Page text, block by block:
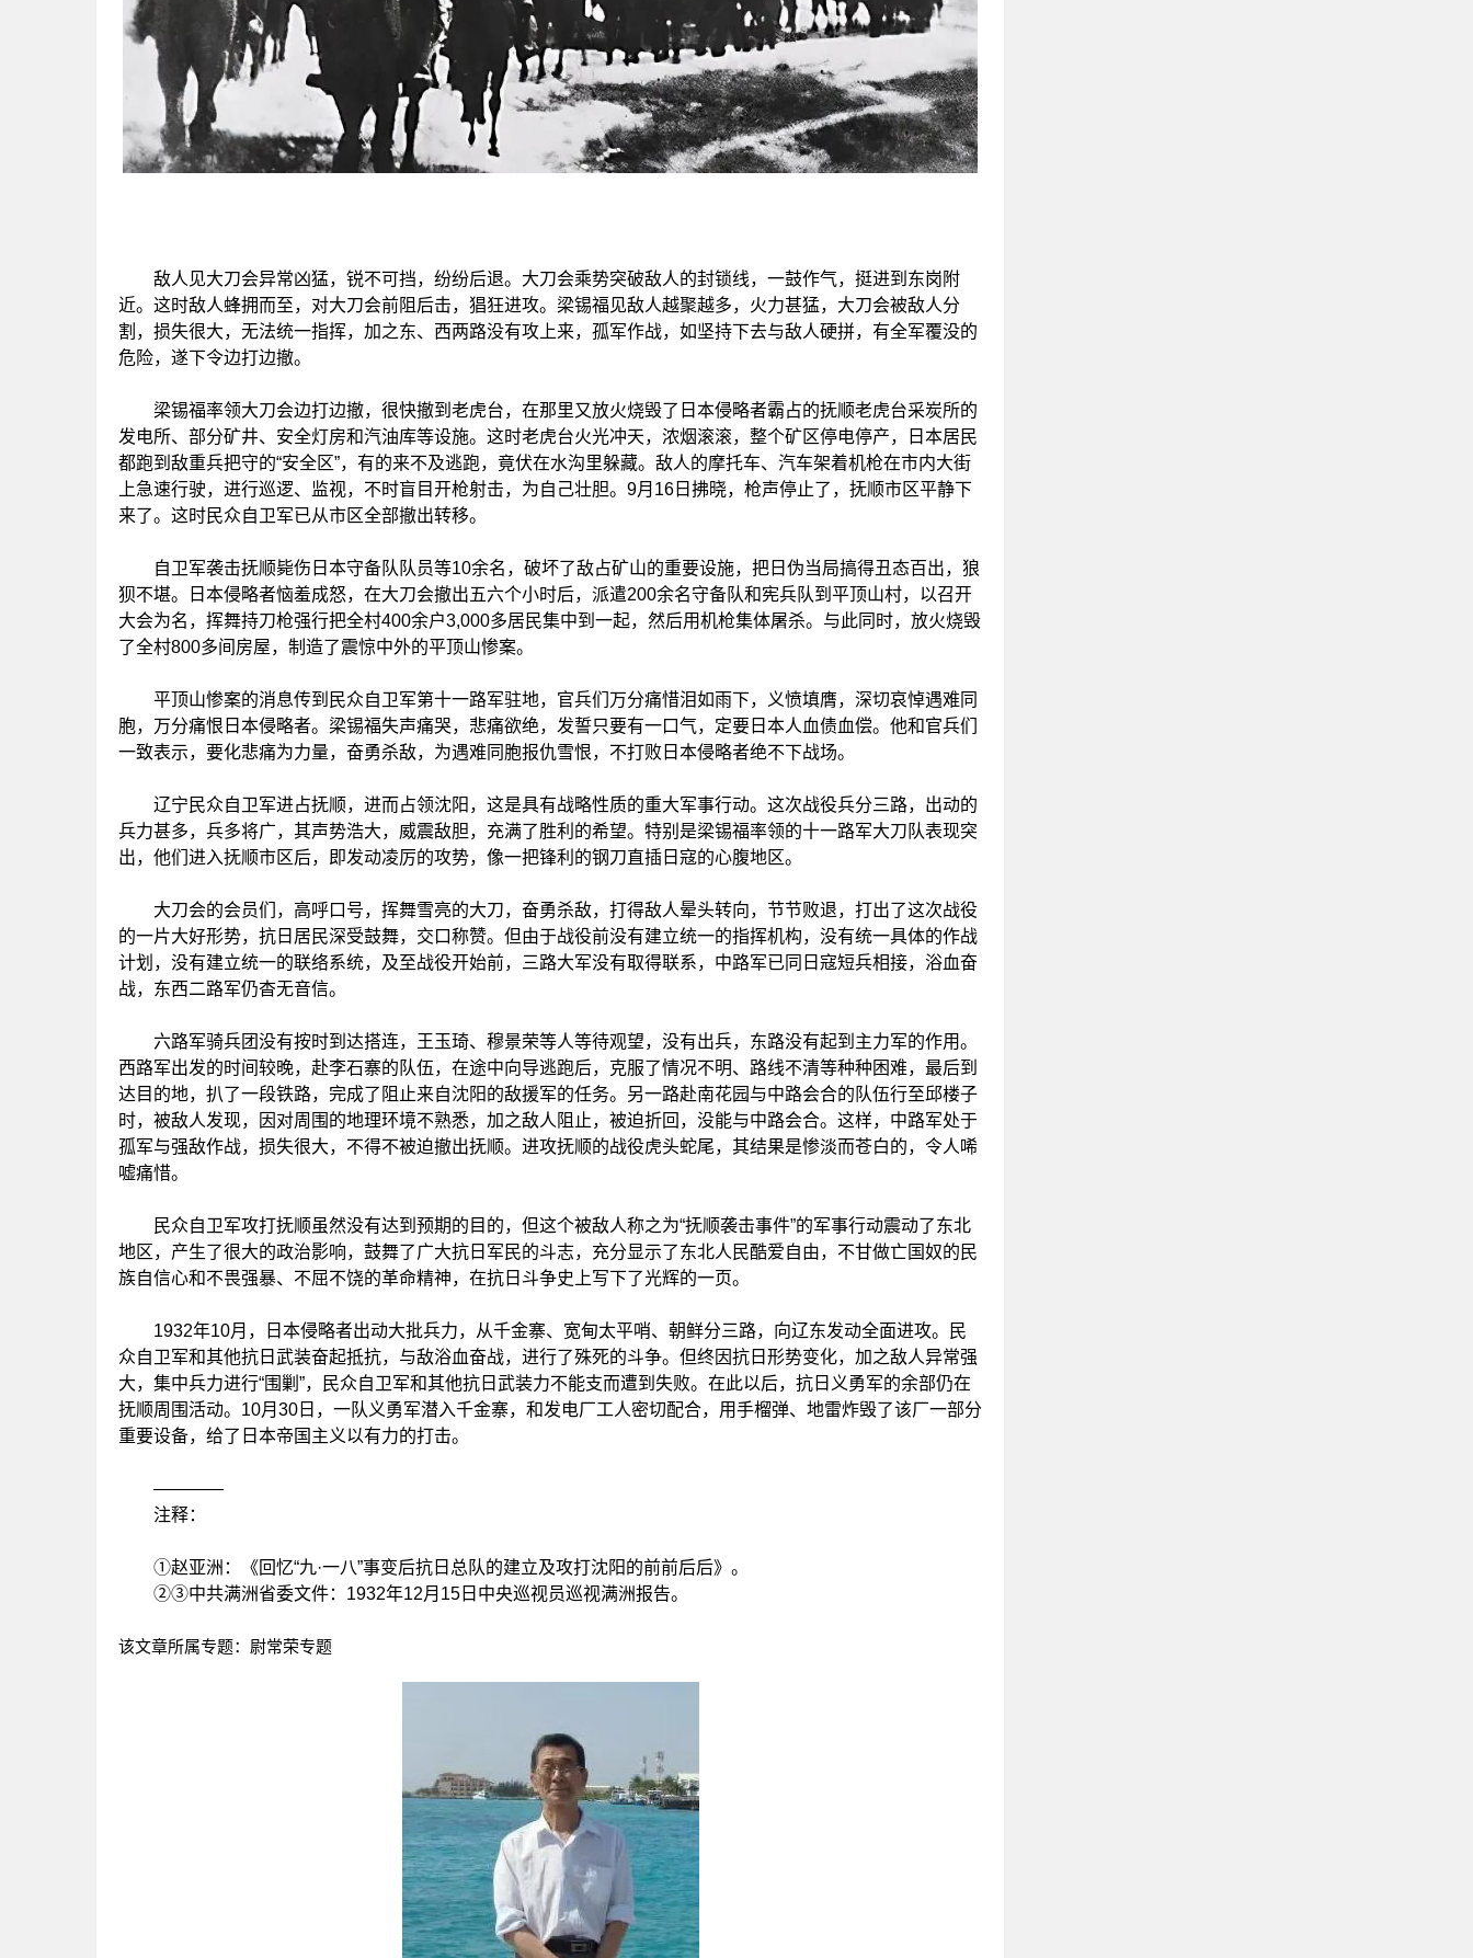
敌人见大刀会异常凶猛，锐不可挡，纷纷后退。大刀会乘势突破敌人的封锁线，一鼓作气，挺进到东岗附
近。这时敌人蜂拥而至，对大刀会前阻后击，猖狂进攻。梁锡福见敌人越聚越多，火力甚猛，大刀会被敌人分
割，损失很大，无法统一指挥，加之东、西两路没有攻上来，孤军作战，如坚持下去与敌人硬拼，有全军覆没的
危险，遂下令边打边撤。
梁锡福率领大刀会边打边撤，很快撤到老虎台，在那里又放火烧毁了日本侵略者霸占的抚顺老虎台采炭所的
发电所、部分矿井、安全灯房和汽油库等设施。这时老虎台火光冲天，浓烟滚滚，整个矿区停电停产，日本居民
都跑到敌重兵把守的“安全区”，有的来不及逃跑，竟伏在水沟里躲藏。敌人的摩托车、汽车架着机枪在市内大街
上急速行驶，进行巡逻、监视，不时盲目开枪射击，为自己壮胆。9月16日拂晓，枪声停止了，抚顺市区平静下
来了。这时民众自卫军已从市区全部撤出转移。
自卫军袭击抚顺毙伤日本守备队队员等10余名，破坏了敌占矿山的重要设施，把日伪当局搞得丑态百出，狼
狈不堪。日本侵略者恼羞成怒，在大刀会撤出五六个小时后，派遣200余名守备队和宪兵队到平顶山村，以召开
大会为名，挥舞持刀枪强行把全村400余户3,000多居民集中到一起，然后用机枪集体屠杀。与此同时，放火烧毁
了全村800多间房屋，制造了震惊中外的平顶山惨案。
平顶山惨案的消息传到民众自卫军第十一路军驻地，官兵们万分痛惜泪如雨下，义愤填膺，深切哀悼遇难同
胞，万分痛恨日本侵略者。梁锡福失声痛哭，悲痛欲绝，发誓只要有一口气，定要日本人血债血偿。他和官兵们
一致表示，要化悲痛为力量，奋勇杀敌，为遇难同胞报仇雪恨，不打败日本侵略者绝不下战场。
辽宁民众自卫军进占抚顺，进而占领沈阳，这是具有战略性质的重大军事行动。这次战役兵分三路，出动的
兵力甚多，兵多将广，其声势浩大，威震敌胆，充满了胜利的希望。特别是梁锡福率领的十一路军大刀队表现突
出，他们进入抚顺市区后，即发动凌厉的攻势，像一把锋利的钢刀直插日寇的心腹地区。
大刀会的会员们，高呼口号，挥舞雪亮的大刀，奋勇杀敌，打得敌人晕头转向，节节败退，打出了这次战役
的一片大好形势，抗日居民深受鼓舞，交口称赞。但由于战役前没有建立统一的指挥机构，没有统一具体的作战
计划，没有建立统一的联络系统，及至战役开始前，三路大军没有取得联系，中路军已同日寇短兵相接，浴血奋
战，东西二路军仍杳无音信。
六路军骑兵团没有按时到达搭连，王玉琦、穆景荣等人等待观望，没有出兵，东路没有起到主力军的作用。
西路军出发的时间较晚，赴李石寨的队伍，在途中向导逃跑后，克服了情况不明、路线不清等种种困难，最后到
达目的地，扒了一段铁路，完成了阻止来自沈阳的敌援军的任务。另一路赴南花园与中路会合的队伍行至邱楼子
时，被敌人发现，因对周围的地理环境不熟悉，加之敌人阻止，被迫折回，没能与中路会合。这样，中路军处于
孤军与强敌作战，损失很大，不得不被迫撤出抚顺。进攻抚顺的战役虎头蛇尾，其结果是惨淡而苍白的，令人唏
嘘痛惜。
民众自卫军攻打抚顺虽然没有达到预期的目的，但这个被敌人称之为“抚顺袭击事件”的军事行动震动了东北
地区，产生了很大的政治影响，鼓舞了广大抗日军民的斗志，充分显示了东北人民酷爱自由，不甘做亡国奴的民
族自信心和不畏强暴、不屈不饶的革命精神，在抗日斗争史上写下了光辉的一页。
1932年10月，日本侵略者出动大批兵力，从千金寨、宽甸太平哨、朝鲜分三路，向辽东发动全面进攻。民
众自卫军和其他抗日武装奋起抵抗，与敌浴血奋战，进行了殊死的斗争。但终因抗日形势变化，加之敌人异常强
大，集中兵力进行“围剿”，民众自卫军和其他抗日武装力不能支而遭到失败。在此以后，抗日义勇军的余部仍在
抚顺周围活动。10月30日，一队义勇军潜入千金寨，和发电厂工人密切配合，用手榴弹、地雷炸毁了该厂一部分
重要设备，给了日本帝国主义以有力的打击。
————
注释：
①赵亚洲：《回忆“九·一八”事变后抗日总队的建立及攻打沈阳的前前后后》。
②③中共满洲省委文件：1932年12月15日中央巡视员巡视满洲报告。
该文章所属专题： 尉常荣专题